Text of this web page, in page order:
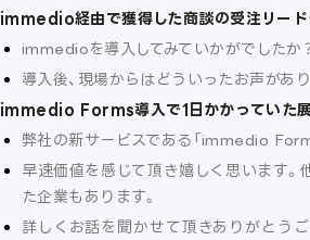
immedio経由で獲得した商談の受注リード
immedioを導入してみていかがでしたか
導入後、現場からはどういったお声があ
immedio Forms導入で1日かかっていた展
弊社の新サービスである「immedio
早速価値を感じて頂き嬉しく思います
た企業もあります。
詳しくお話を聞かせて頂きありがとう